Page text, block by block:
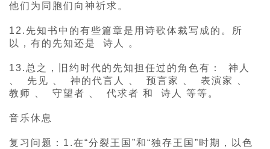
他们为同胞们向神祈求。
12.先知书中的有些篇章是用诗歌体裁写成的。所
以，有的先知还是 诗人 。
13.总之，旧约时代的先知担任过的角色有： 神人
、 先见 、 神的代言人 、 预言家 、 表演家 、
教师 、 守望者 、 代求者 和 诗人 等等。
音乐休息
复习问题：1.在“分裂王国”和“独存王国”时期，以色